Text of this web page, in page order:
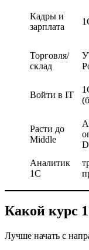
Кадры и
зарплата
Торговля/
склад
Войти в IT
Расти до
Middle
Аналитик
1С
Какой курс
Лучше начать с